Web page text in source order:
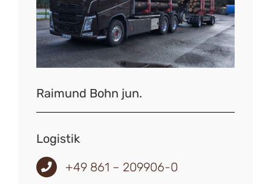
Raimund Bohn jun.
Logistik
+49 861 – 209906-0